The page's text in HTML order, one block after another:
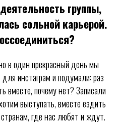
группы,
сольной карьерой.
в один прекрасный день мы
инстаграм и подумали: раз
вместе, почему нет? Записали
выступать, вместе ездить
где нас любят и ждут.